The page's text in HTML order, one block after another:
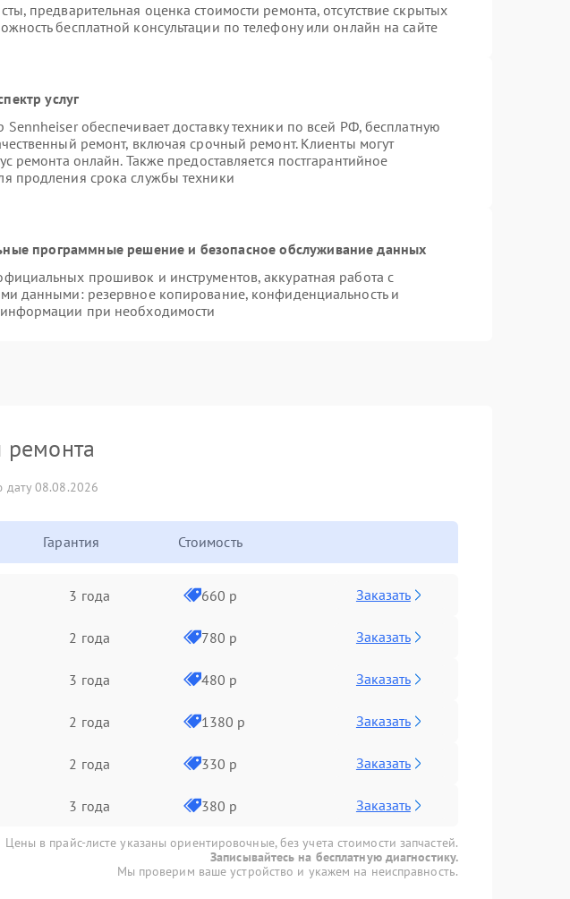
предварительная оценка стоимости ремонта, отсутствие скрытых
бесплатной консультации по телефону или онлайн на сайте
услуг
Sennheiser обеспечивает доставку техники по всей РФ, бесплатную
ремонт, включая срочный ремонт. Клиенты могут
ремонта онлайн. Также предоставляется постгарантийное
продления срока службы техники
программные решение и безопасное обслуживание данных
прошивок и инструментов, аккуратная работа с
данными: резервное копирование, конфиденциальность и
информации при необходимости
ремонта
дату 08.08.2026
Гарантия Стоимость
3 года 660 р Заказать
2 года 780 р Заказать
3 года 480 р Заказать
2 года 1380 р Заказать
2 года 330 р Заказать
3 года 380 р Заказать
Цены в прайс-листе указаны ориентировочные, без учета стоимости запчастей.
Записывайтесь на бесплатную диагностику.
Мы проверим ваше устройство и укажем на неисправность.